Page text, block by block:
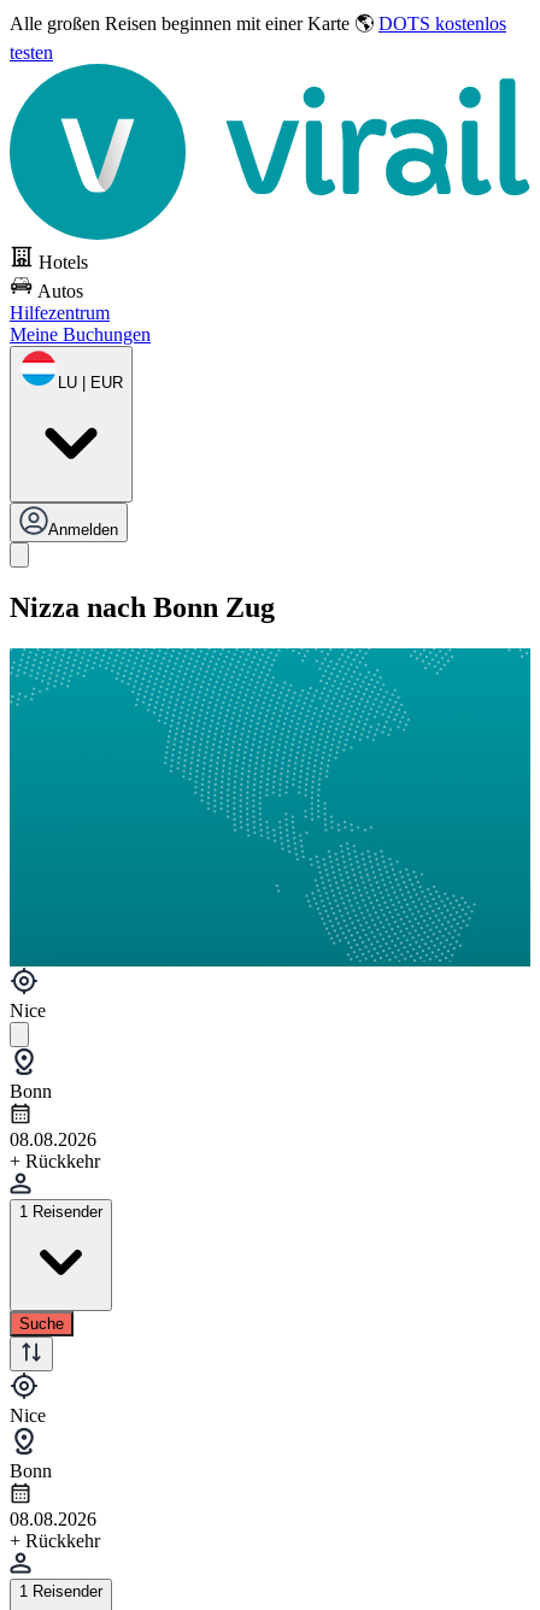
Alle großen Reisen beginnen mit einer Karte 🌎 DOTS kostenlos
testen
Hotels
Autos
Hilfezentrum
Meine Buchungen
LU | EUR
Anmelden
Nizza nach Bonn Zug
Nice
Bonn
08.08.2026
+ Rückkehr
1 Reisender
Suche
Nice
Bonn
08.08.2026
+ Rückkehr
1 Reisender